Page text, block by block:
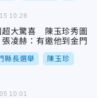
超大驚喜 陳玉珍秀圖
凌赫：有邀他到金門
縣長選舉 陳玉珍
10:28
10:01